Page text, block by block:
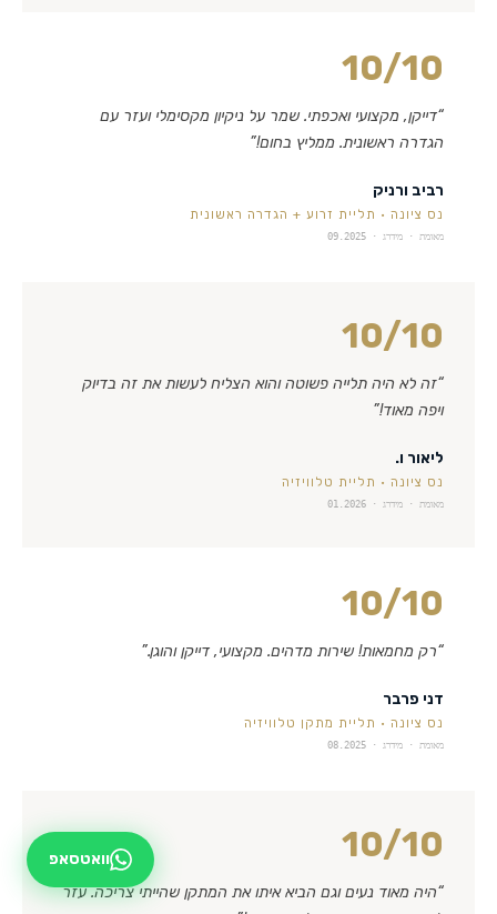
10/10
“דייקן, מקצועי ואכפתי. שמר על ניקיון מקסימלי ועזר עם
הגדרה ראשונית. ממליץ בחום!”
רביב ורניק
נס ציונה · תליית זרוע + הגדרה ראשונית
מאומת · מידרג · 09.2025
10/10
“זה לא היה תלייה פשוטה והוא הצליח לעשות את זה בדיוק
ויפה מאוד!”
ליאור ו.
נס ציונה · תליית טלוויזיה
מאומת · מידרג · 01.2026
10/10
“רק מחמאות! שירות מדהים. מקצועי, דייקן והוגן.”
דני פרבר
נס ציונה · תליית מתקן טלוויזיה
מאומת · מידרג · 08.2025
10/10
“היה מאוד נעים וגם הביא איתו את המתקן שהייתי צריכה. עזר
וואטסאפ